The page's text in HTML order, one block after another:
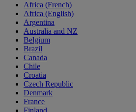
Africa (French)
Africa (English)
Argentina
Australia and NZ
Belgium
Brazil
Canada
Chile
Croatia
Czech Republic
Denmark
France